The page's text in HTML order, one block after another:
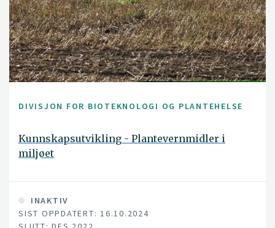
DIVISJON FOR BIOTEKNOLOGI OG PLANTEHELSE
Kunnskapsutvikling - Plantevernmidler i
miljøet
INAKTIV
SIST OPPDATERT: 16.10.2024